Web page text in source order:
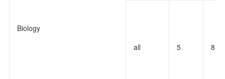
Biology
all 5 8